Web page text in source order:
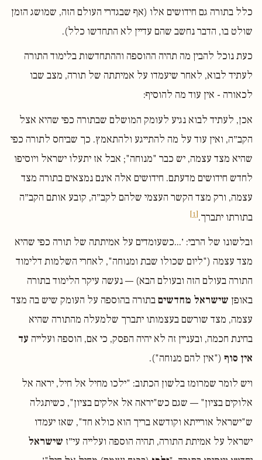
כלל בתורה גם חידושים אלו (אף שבגדרי העולם הזה, שמושג הזמן
שולט בו, הדבר נחשב שהם עדיין לא התחדשו כלל).
כעת נוכל להבין מה תהיה ההוספה וההתחדשות בלימוד התורה
לעתיד לבוא, לאחר שיעמדו על אמיתתה של תורה, מצב שבו
לכאורה - אין עוד מה להוסיף:
אכן, לעתיד לבוא נגיע לעומק המושלם שבתורה כפי שהיא אצל
הקב״ה, ואין עוד על מה להתייגע ולהתאמץ. כך שביחס לתורה כפי
שהיא מצד עצמה, יש כבר "מנוחה"; אבל אז יתעלו ישראל ויוסיפו
לחדש חידושים מדעתם. חידושים אלה אינם נמצאים בתורה מצד
עצמה, ורק מצד הקשר העצמי שלהם לקב״ה, קובע אותם הקב״ה
בתורתו יתברך.[1]
ובלשונו של הרבי: ׳...כשעומדים על אמיתתה של תורה כפי שהיא
מצד עצמה ("ליום שכולו שבת ומנוחה", לאחרי השלמות דלימוד
התורה בעולם הזה ובעולם הבא) — נעשה עיקר הלימוד בתורה
באופן שישראל מחדשיםבתורה בהוספה על העומק שיש בה מצד
עצמה, מצד שורשם בעצמותו יתברך שלמעלה מהתורה שהיא
בחינת חכמה, ובעניין זה לא יהיה הפסק, כי אם, הוספה ועלייה עד
אין סוף ("אין להם מנוחה").
ויש לומר שמרומז בלשון הכתוב: "ילכו מחיל אל חיל, יראה אל
אלוקים בציון" — שגם כש"יראה אל אלקים בציון", כשיתגלה
ש"ישראל אורייתא וקודשא בריך הוא כולא חד", שאז יעמדו
ישראל על אמיתת התורה, תהיה הוספה ועלייה עי״ז שישראל